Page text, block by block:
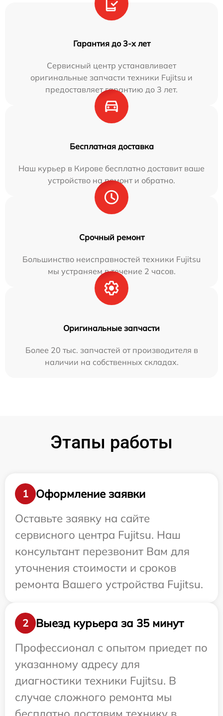
Гарантия до 3-х лет
Сервисный центр устанавливает
оригинальные запчасти техники Fujitsu и
предоставляет гарантию до 3 лет.
Бесплатная доставка
Наш курьер в Кирове бесплатно доставит ваше
устройство на ремонт и обратно.
Срочный ремонт
Большинство неисправностей техники Fujitsu
мы устраняем в течение 2 часов.
Оригинальные запчасти
Более 20 тыс. запчастей от производителя в
наличии на собственных складах.
Этапы работы
1
Оформление заявки
Оставьте заявку на сайте
сервисного центра Fujitsu. Наш
консультант перезвонит Вам для
уточнения стоимости и сроков
ремонта Вашего устройства Fujitsu.
2
Выезд курьера за 35 минут
Профессионал с опытом приедет по
указанному адресу для
диагностики техники Fujitsu. В
случае сложного ремонта мы